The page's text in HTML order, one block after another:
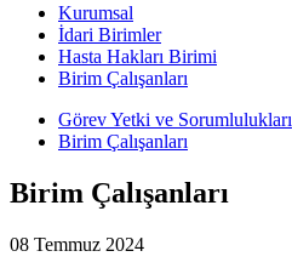
Kurumsal
İdari Birimler
Hasta Hakları Birimi
Birim Çalışanları
Görev Yetki ve Sorumlulukları
Birim Çalışanları
Birim Çalışanları
08 Temmuz 2024